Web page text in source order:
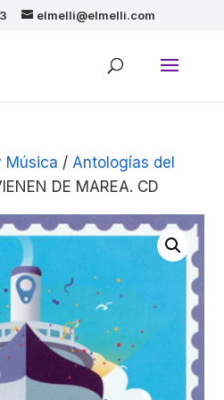
elmelli@elmelli.com
Música / Antologías del
DE MAREA. CD